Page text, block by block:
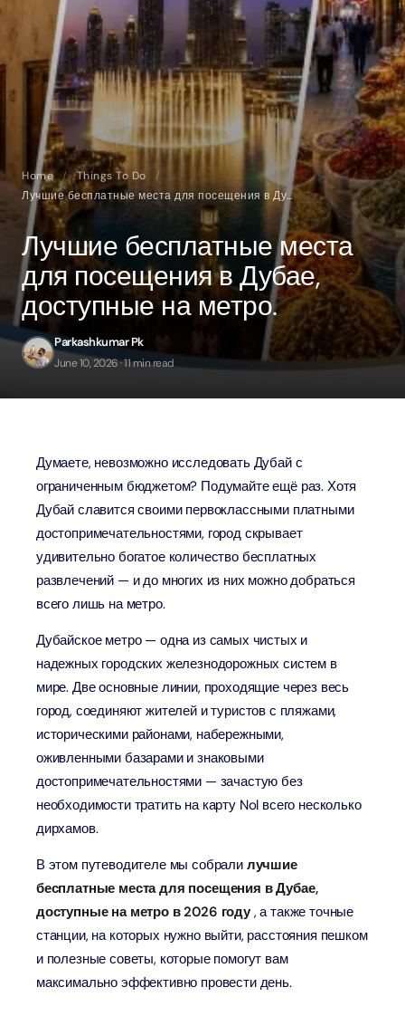
Home / Things To Do
/
Лучшие бесплатные места для посещения в Дубае, доступные на метро.
Лучшие бесплатные места
для посещения в Дубае,
доступные на метро.
Parkashkumar Pk
June 10, 2026 · 11 min read
Думаете, невозможно исследовать Дубай с
ограниченным бюджетом? Подумайте ещё раз. Хотя
Дубай славится своими первоклассными платными
достопримечательностями, город скрывает
удивительно богатое количество бесплатных
развлечений — и до многих из них можно добраться
всего лишь на метро.
Дубайское метро — одна из самых чистых и
надежных городских железнодорожных систем в
мире. Две основные линии, проходящие через весь
город, соединяют жителей и туристов с пляжами,
историческими районами, набережными,
оживленными базарами и знаковыми
достопримечательностями — зачастую без
необходимости тратить на карту Nol всего несколько
дирхамов.
В этом путеводителе мы собрали лучшие
бесплатные места для посещения в Дубае,
доступные на метро в 2026 году, а также точные
станции, на которых нужно выйти, расстояния пешком
и полезные советы, которые помогут вам
максимально эффективно провести день.